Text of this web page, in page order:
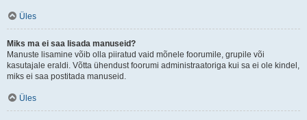
Üles
Miks ma ei saa lisada manuseid?
Manuste lisamine võib olla piiratud vaid mõnele foorumile, grupile või
kasutajale eraldi. Võtta ühendust foorumi administraatoriga kui sa ei ole kindel,
miks ei saa postitada manuseid.
Üles